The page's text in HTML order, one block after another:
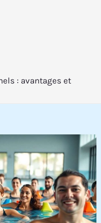
: avantages et